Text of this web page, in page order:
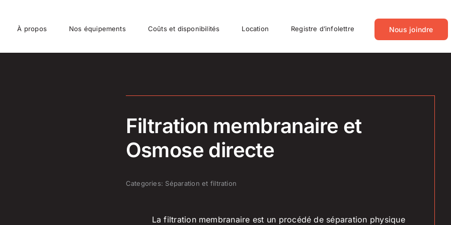
À propos Nos équipements Coûts et disponibilités Location Registre d’infolettre Nous joindre
Filtration membranaire et
Osmose directe
Categories: Séparation et filtration
La filtration membranaire est un procédé de séparation physique